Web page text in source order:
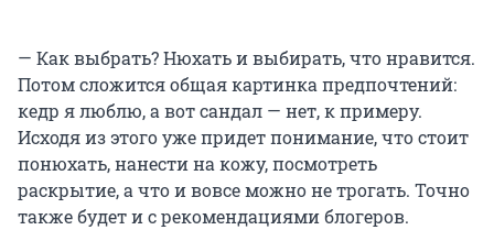
— Как выбрать? Нюхать и выбирать, что нравится.
Потом сложится общая картинка предпочтений:
кедр я люблю, а вот сандал — нет, к примеру.
Исходя из этого уже придет понимание, что стоит
понюхать, нанести на кожу, посмотреть
раскрытие, а что и вовсе можно не трогать. Точно
также будет и с рекомендациями блогеров.